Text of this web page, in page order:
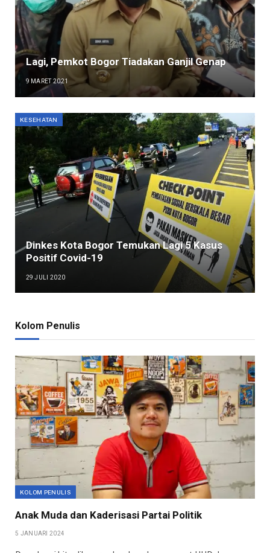
Lagi, Pemkot Bogor Tiadakan Ganjil Genap
9 MARET 2021
KESEHATAN
Dinkes Kota Bogor Temukan Lagi 5 Kasus
Positif Covid-19
29 JULI 2020
Kolom Penulis
KOLOM PENULIS
Anak Muda dan Kaderisasi Partai Politik
5 JANUARI 2024